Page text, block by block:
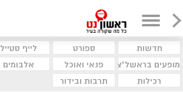
חדשות ספורט לייף סטייל
מופעים בראשל"צ
פנאי ואוכל אלבומים
רכילות
תרבות ובידור